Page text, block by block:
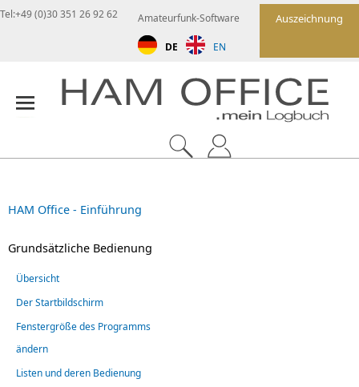
Auszeichnung
Amateurfunk-Software
DE EN
Tel:+49 (0)30 351 26 92 62
HAM Office - Einführung
Grundsätzliche Bedienung
Übersicht
Der Startbildschirm
Fenstergröße des Programms
ändern
Listen und deren Bedienung